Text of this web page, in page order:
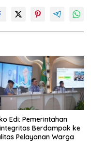
Edi: Pemerintahan
Berdampak ke
Pelayanan Warga